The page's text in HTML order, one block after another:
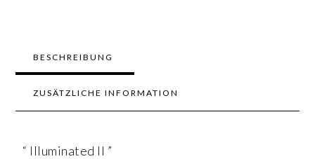
BESCHREIBUNG
ZUSÄTZLICHE INFORMATION
“ Illuminated II ”